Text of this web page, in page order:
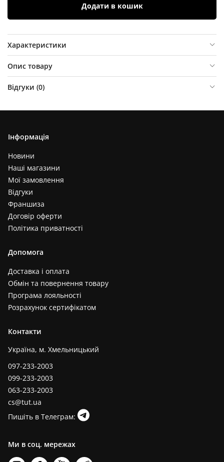
Додати в кошик
Характеристики
Опис товару
Відгуки (0)
Інформація
Новини
Наші магазини
Мої замовлення
Відгуки
Франшиза
Договір оферти
Політика приватності
Допомога
Доставка і оплата
Обмін та повернення товару
Програма лояльності
Розрахунок сертифікатом
Контакти
Україна, м. Хмельницький
097-233-2003
099-233-2003
063-233-2003
cs@tut.ua
Пишіть в Телеграм:
Ми в соц. мережах